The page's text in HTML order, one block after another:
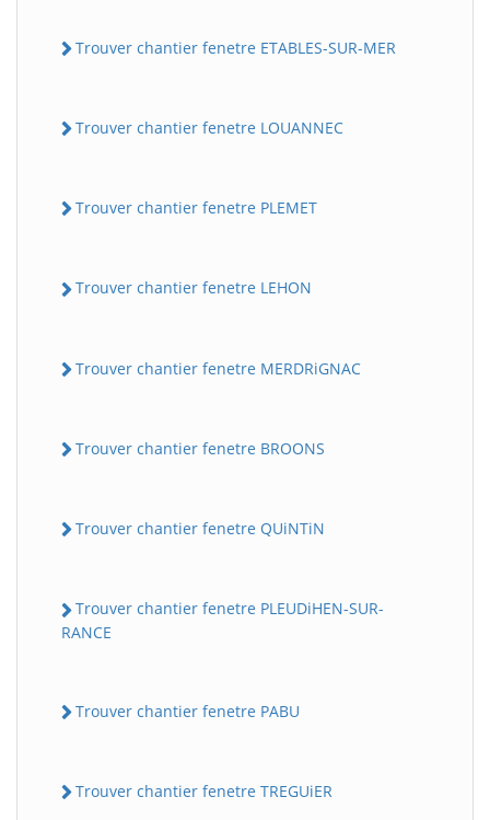
Trouver chantier fenetre ETABLES-SUR-MER
Trouver chantier fenetre LOUANNEC
Trouver chantier fenetre PLEMET
Trouver chantier fenetre LEHON
Trouver chantier fenetre MERDRiGNAC
Trouver chantier fenetre BROONS
Trouver chantier fenetre QUiNTiN
Trouver chantier fenetre PLEUDiHEN-SUR-
RANCE
Trouver chantier fenetre PABU
Trouver chantier fenetre TREGUiER